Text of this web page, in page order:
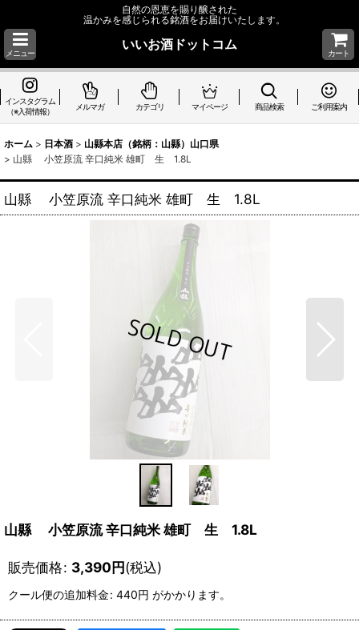
自然の恩恵を賜り醸された
温かみを感じられる銘酒をお届けいたします。
メニュー
いいお酒ドットコム
カート
インスタグラム
（※入荷情報）
メルマガ カテゴリ マイページ 商品検索 ご利用案内
ホーム > 日本酒 > 山縣本店（銘柄：山縣）山口県
> 山縣 小笠原流 辛口純米 雄町 生 1.8L
山縣 小笠原流 辛口純米 雄町 生 1.8L
山縣 小笠原流 辛口純米 雄町 生 1.8L
販売価格: 3,390円(税込)
クール便の追加料金: 440円 がかかります。